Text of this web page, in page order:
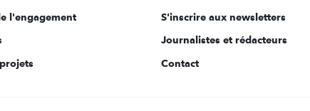
l'engagement
projets
S'inscrire aux newsletters
Journalistes et rédacteurs
Contact